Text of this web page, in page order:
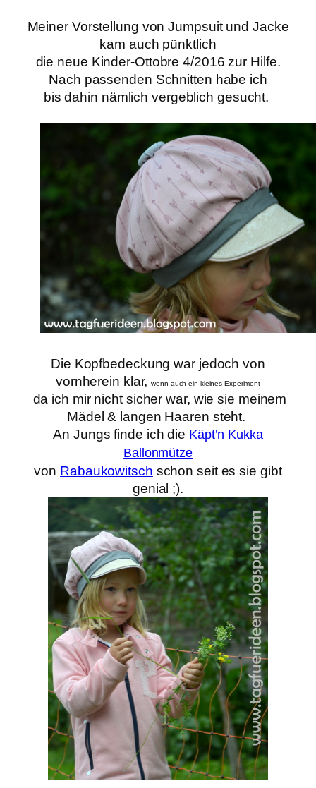
Meiner Vorstellung von Jumpsuit und Jacke
kam auch pünktlich
die neue Kinder-Ottobre 4/2016 zur Hilfe.
Nach passenden Schnitten habe ich
bis dahin nämlich vergeblich gesucht.
Die Kopfbedeckung war jedoch von
vornherein klar,wenn auch ein kleines Experiment
da ich mir nicht sicher war, wie sie meinem
Mädel & langen Haaren steht.
An Jungs finde ich die Käpt’n Kukka
Ballonmütze
von Rabaukowitsch schon seit es sie gibt
genial ;).